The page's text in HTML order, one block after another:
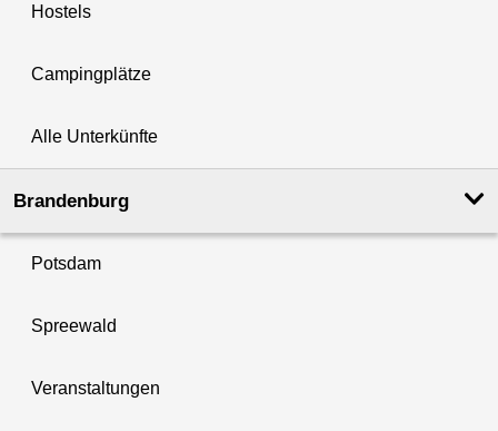
Hostels
Campingplätze
Alle Unterkünfte
Brandenburg
Potsdam
Spreewald
Veranstaltungen